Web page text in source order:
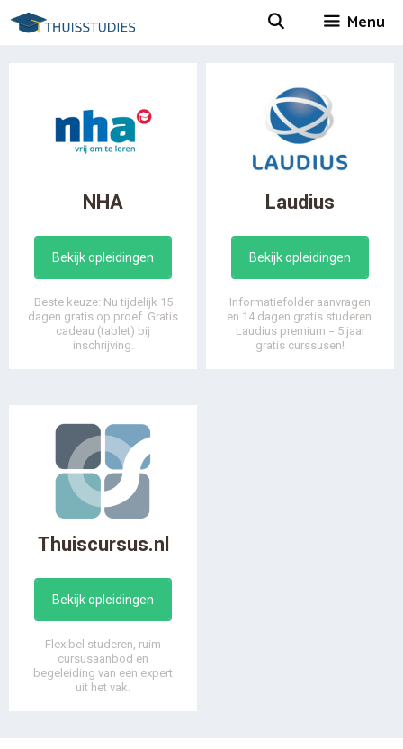
Spring
naar
Menu
NHA
Bekijk opleidingen
Beste keuze: Nu tijdelijk 15
dagen gratis op proef. Gratis
cadeau (tablet) bij
inschrijving.
Laudius
Bekijk opleidingen
Informatiefolder aanvragen
en 14 dagen gratis studeren.
Laudius premium = 5 jaar
gratis curssusen!
Thuiscursus.nl
Bekijk opleidingen
Flexibel studeren, ruim
cursusaanbod en
begeleiding van een expert
uit het vak.